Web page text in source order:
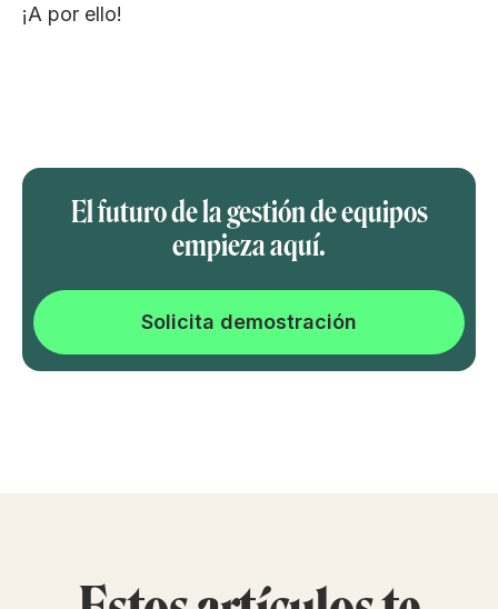
El futuro de la gestión de equipos
empieza aquí.
Solicita demostración
¡A por ello!